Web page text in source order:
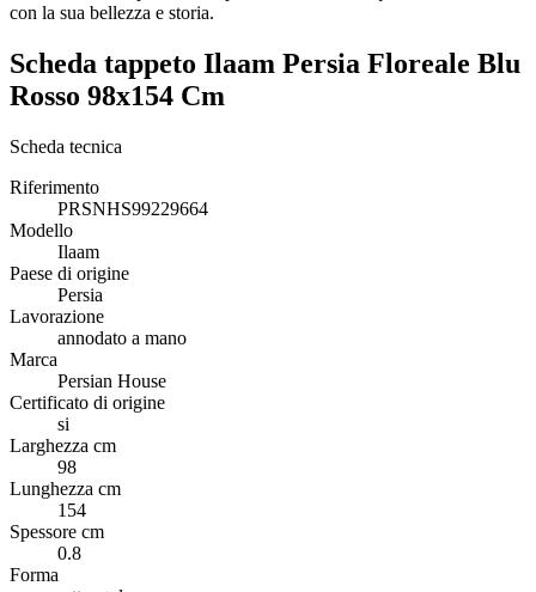
con la sua bellezza e storia.
Scheda tappeto Ilaam Persia Floreale Blu
Rosso 98x154 Cm
Scheda tecnica
Riferimento
PRSNHS99229664
Modello
Ilaam
Paese di origine
Persia
Lavorazione
annodato a mano
Marca
Persian House
Certificato di origine
si
Larghezza cm
98
Lunghezza cm
154
Spessore cm
0.8
Forma